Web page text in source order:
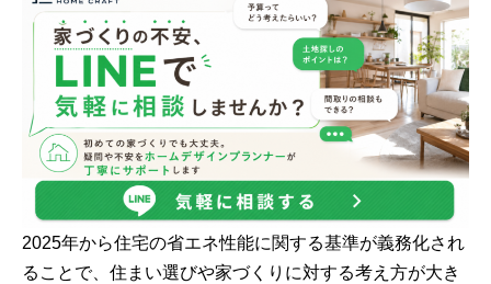
2025年から住宅の省エネ性能に関する基準が義務化され
ることで、住まい選びや家づくりに対する考え方が大き